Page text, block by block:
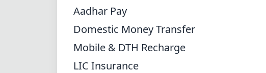
Aadhar Pay
Domestic Money Transfer
Mobile & DTH Recharge
LIC Insurance